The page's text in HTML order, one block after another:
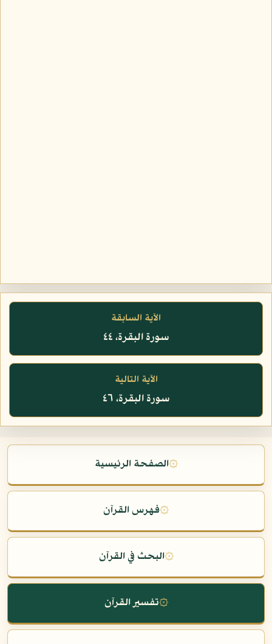
الآية السابقة
سورة البقرة، ٤٤
الآية التالية
سورة البقرة، ٤٦
۞الصفحة الرئيسية
۞فهرس القرآن
۞البحث في القرآن
۞تفسير القرآن